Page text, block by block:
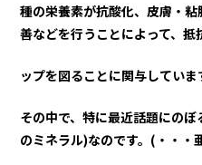
種の栄養素が抗酸化、皮膚・
善などを行うことによって、抵
ップを図ることに関与していま
その中で、特に最近話題にのぼ
のミネラル)なのです。(・・・